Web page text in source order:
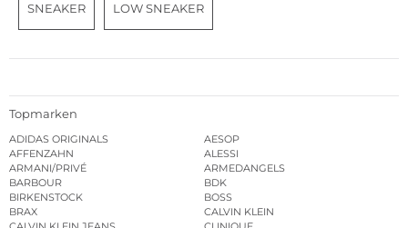
SNEAKER LOW SNEAKER
Topmarken
ADIDAS ORIGINALS
AESOP
AFFENZAHN
ALESSI
ARMANI/PRIVÉ
ARMEDANGELS
BARBOUR
BDK
BIRKENSTOCK
BOSS
BRAX
CALVIN KLEIN